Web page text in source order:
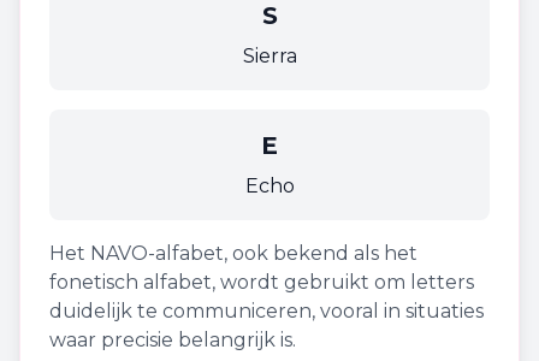
S
Sierra
E
Echo
Het NAVO-alfabet, ook bekend als het
fonetisch alfabet, wordt gebruikt om letters
duidelijk te communiceren, vooral in situaties
waar precisie belangrijk is.